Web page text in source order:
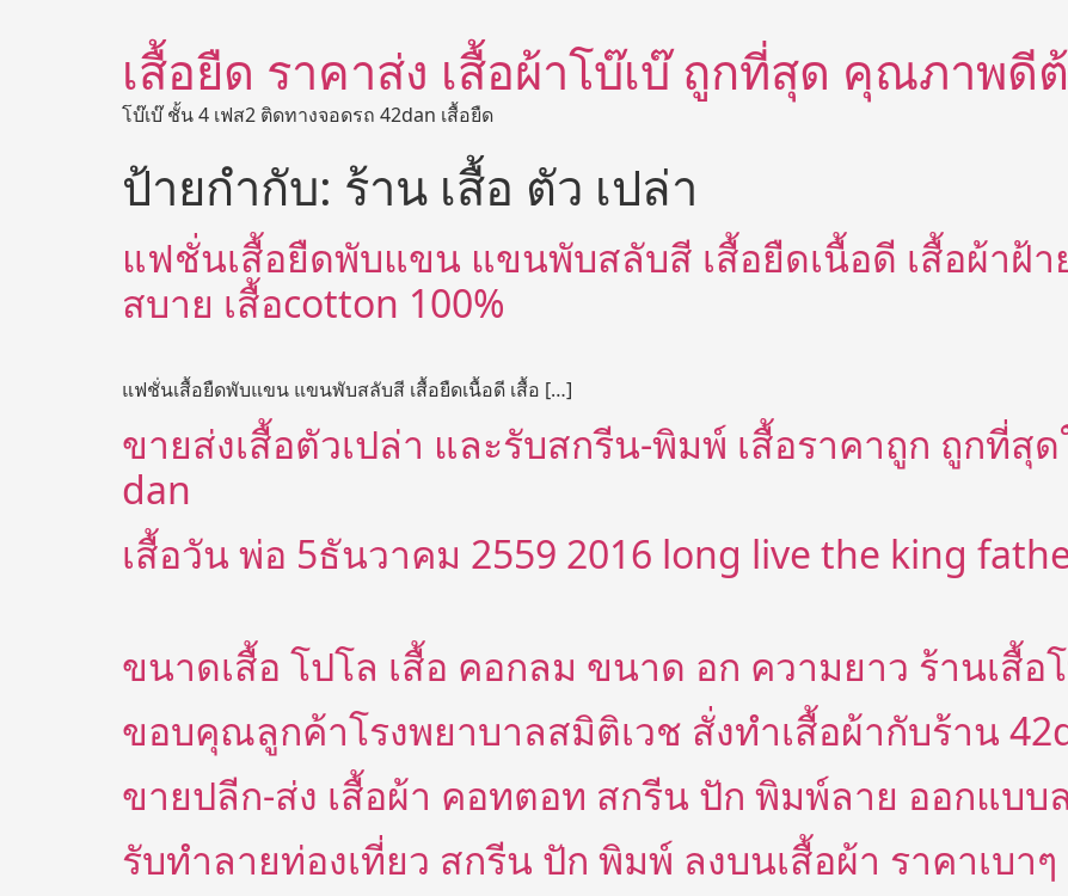
เสื้อยืด ราคาส่ง เสื้อผ้าโบ๊เบ๊ ถูกที่สุด คุณภาพดี
โบ๊เบ๊ ชั้น 4 เฟส2 ติดทางจอดรถ 42dan เสื้อยืด
ป้ายกำกับ: ร้าน เสื้อ ตัว เปล่า
แฟชั่นเสื้อยืดพับแขน แขนพับสลับสี เสื้อยืดเนื้อดี เสื้อผ้าฝ้
สบาย เสื้อcotton 100%
แฟชั่นเสื้อยืดพับแขน แขนพับสลับสี เสื้อยืดเนื้อดี เสื้อ […]
ขายส่งเสื้อตัวเปล่า และรับสกรีน-พิมพ์ เสื้อราคาถูก ถูกที่สุ
dan
เสื้อวัน พ่อ 5ธันวาคม 2559 2016 long live the king
ขนาดเสื้อ โปโล เสื้อ คอกลม ขนาด อก ความยาว ร้านเสื้อ
ขอบคุณลูกค้าโรงพยาบาลสมิติเวช สั่งทำเสื้อผ้ากับร้าน
ขายปลีก-ส่ง เสื้อผ้า คอทตอท สกรีน ปัก พิมพ์ลาย ออกแบบ
รับทำลายท่องเที่ยว สกรีน ปัก พิมพ์ ลงบนเสื้อผ้า ราคาเบา